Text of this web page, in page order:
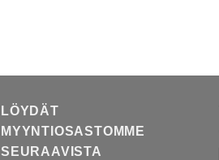
LÖYDÄT
MYYNTIOSASTOMME
SEURAAVISTA